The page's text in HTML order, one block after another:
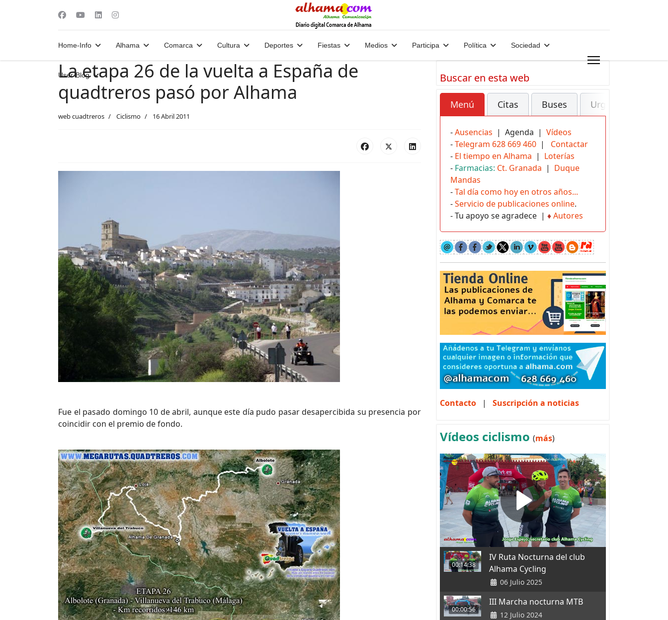
Home-Info Alhama Comarca Cultura Deportes Fiestas Medios Participa Política Sociedad
User-Blog
La etapa 26 de la vuelta a España de
quadtreros pasó por Alhama
web cuadtreros Ciclismo 16 Abril 2011
Fue el pasado domingo 10 de abril, aunque este día pudo pasar desapercibida su presencia por
coincidir con el premio de fondo.
Buscar en esta web
Menú Citas Buses Urgencias
-Ausencias | Agenda | Vídeos
-Telegram 628 669 460 | Contactar
- El tiempo en Alhama | Loterías
- Farmacias: Ct. Granada | Duque
Mandas
-Tal día como hoy en otros años...
-Servicio de publicaciones online.
- Tu apoyo se agradece | ♦Autores
Contacto | Suscripción a noticias
Vídeos ciclismo (más)
00:14:38
IV Ruta Nocturna del club
Alhama Cycling
06 Julio 2025
00:00:56
III Marcha nocturna MTB
12 Julio 2024